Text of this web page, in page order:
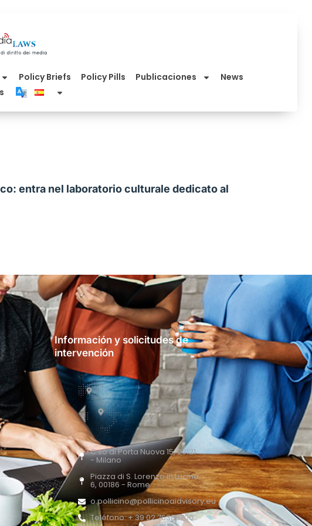
Policy Briefs Policy Pills Publicaciones
News
entra nel laboratorio culturale dedicato al
Información y solicitudes de
intervención
C.so di Porta Nuova 15, 20121
- Milano
Piazza di S. Lorenzo in Lucina,
6, 00186 - Rome
o.pollicino@pollicinoaidvisory.eu
Teléfono: + 39 02 76388700